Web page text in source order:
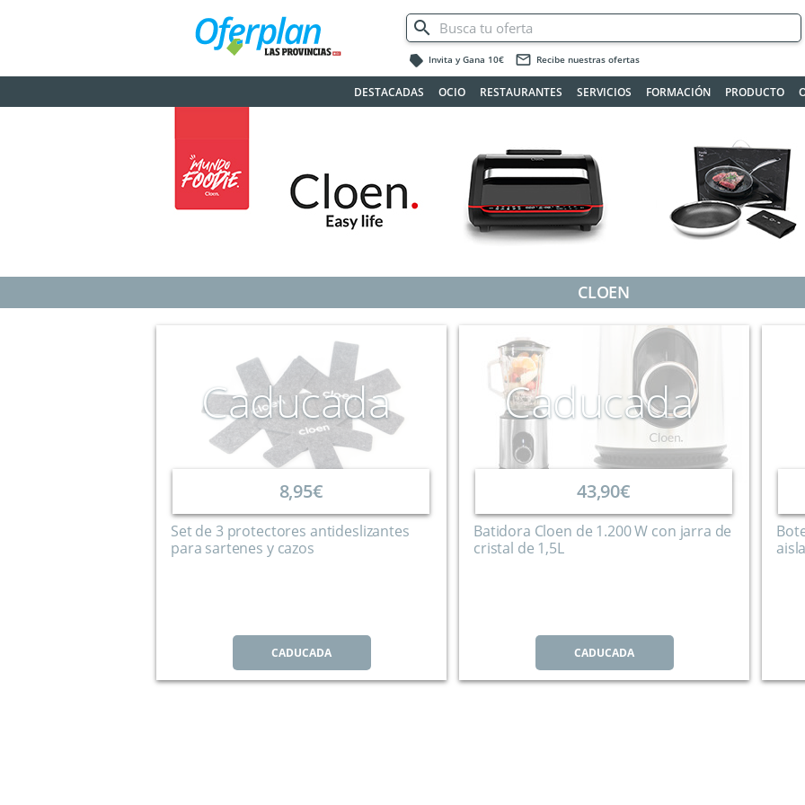
label Invita y Gana 10€ mail_outline Recibe nuestras ofertas
DESTACADAS OCIO RESTAURANTES SERVICIOS FORMACIÓN PRODUCTO
CLOEN
Caducada
8,95€
Set de 3 protectores antideslizantes
para sartenes y cazos
CADUCADA
Caducada
43,90€
Batidora Cloen de 1.200 W con jarra de
cristal de 1,5L
CADUCADA